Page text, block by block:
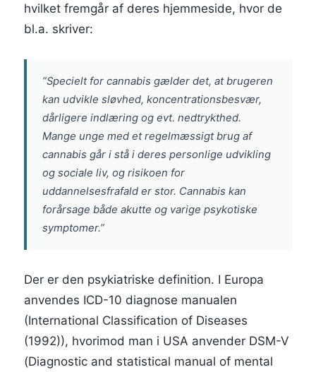
hvilket fremgår af deres hjemmeside, hvor de
bl.a. skriver:
”Specielt for cannabis gælder det, at brugeren
kan udvikle sløvhed, koncentrationsbesvær,
dårligere indlæring og evt. nedtrykthed.
Mange unge med et regelmæssigt brug af
cannabis går i stå i deres personlige udvikling
og sociale liv, og risikoen for
uddannelsesfrafald er stor. Cannabis kan
forårsage både akutte og varige psykotiske
symptomer.”
Der er den psykiatriske definition. I Europa
anvendes ICD-10 diagnose manualen
(International Classification of Diseases
(1992)), hvorimod man i USA anvender DSM-V
(Diagnostic and statistical manual of mental